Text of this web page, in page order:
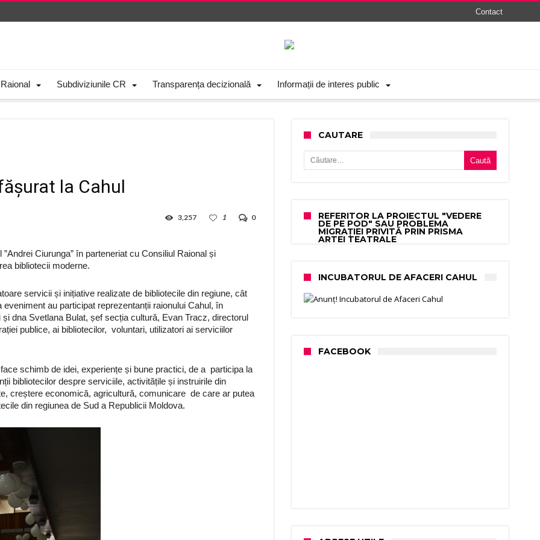
Contact
Subdiviziunile CR Transparența decizională Informații de interes public
la Cahul
0
1
3,257
Ciurunga” în parteneriat cu Consiliul Raional și
bibliotecii moderne.
servicii și inițiative realizate de bibliotecile din regiune, cât
au participat reprezentanții raionului Cahul, în
dna Svetlana Bulat, șef secția cultură, Evan Tracz, directorul
publice, ai bibliotecilor, voluntari, utilizatori ai serviciilor
schimb de idei, experiențe și bune practici, de a participa la
bibliotecilor despre serviciile, activitățile și instruirile din
creștere economică, agricultură, comunicare de care ar putea
din regiunea de Sud a Republicii Moldova.
CAUTARE
Caută după:
REFERITOR LA PROIECTUL "VEDERE
DE PE POD" SAU PROBLEMA
MIGRAȚIEI PRIVITĂ PRIN PRISMA
ARTEI TEATRALE
INCUBATORUL DE AFACERI CAHUL
FACEBOOK